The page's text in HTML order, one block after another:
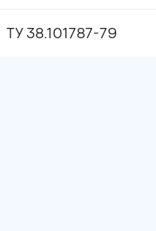
ТУ 38.101787-79